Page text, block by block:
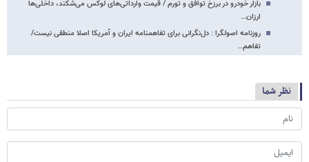
بازار خودرو در برزخ توافق و تورم / قیمت وارداتی‌های لوکس می‌شکند، داخلی‌ها
ارزان…
روزنامه اصولگرا : دل‌نگرانی برای تفاهمنامه ایران و آمریکا اصلا منطقی نیست/
تفاهم…
نظر شما